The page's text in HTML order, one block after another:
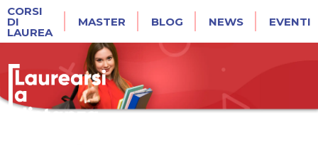
CORSI
DI
LAUREA
MASTER BLOG NEWS EVENTI